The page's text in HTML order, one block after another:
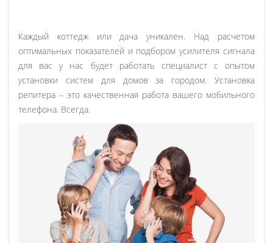
Каждый коттедж или дача уникален. Над расчетом
оптимальных показателей и подбором усилителя сигнала
для вас у нас будет работать специалист с опытом
установки систем для домов за городом. Установка
репитера – это качественная работа вашего мобильного
телефона. Всегда.